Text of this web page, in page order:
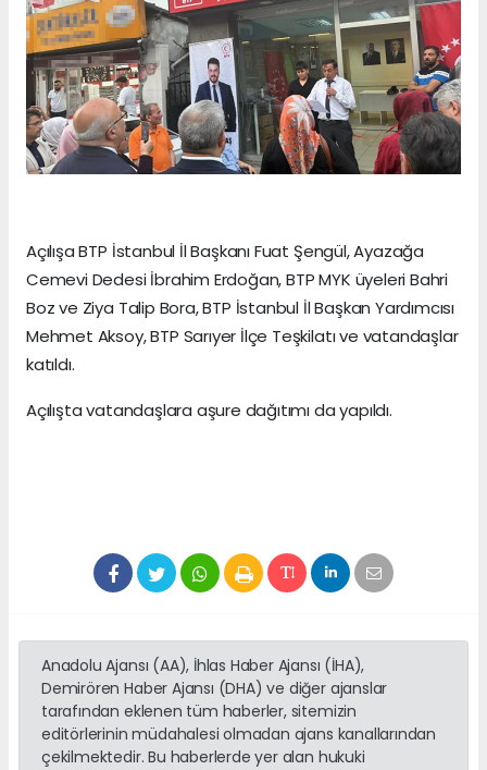
Açılışa BTP İstanbul İl Başkanı Fuat Şengül, Ayazağa
Cemevi Dedesi İbrahim Erdoğan, BTP MYK üyeleri Bahri
Boz ve Ziya Talip Bora, BTP İstanbul İl Başkan Yardımcısı
Mehmet Aksoy, BTP Sarıyer İlçe Teşkilatı ve vatandaşlar
katıldı.
Açılışta vatandaşlara aşure dağıtımı da yapıldı.
Anadolu Ajansı (AA), İhlas Haber Ajansı (İHA),
Demirören Haber Ajansı (DHA) ve diğer ajanslar
tarafından eklenen tüm haberler, sitemizin
editörlerinin müdahalesi olmadan ajans kanallarından
çekilmektedir. Bu haberlerde yer alan hukuki